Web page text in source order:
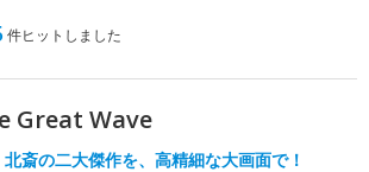
件ヒットしました
Great Wave
北斎の二大傑作を、高精細な大画面で！